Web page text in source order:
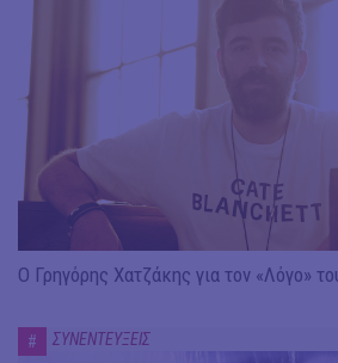
Ο Γρηγόρης Χατζάκης για τον «Λόγο»
# ΣΥΝΕΝΤΕΥΞΕΙΣ